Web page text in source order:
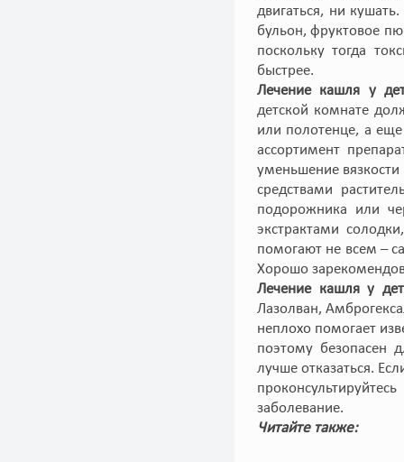
двигаться, ни
бульон, фруктовое
поскольку тогда
быстрее.
Лечение кашля у
детской комнате
или полотенце, а
ассортимент
уменьшение
средствами
подорожника или
экстрактами
помогают не всем –
Хорошо
Лечение кашля у
Лазолван,
неплохо помогает
поэтому безопасен
лучше отказаться.
заболевание.
Читайте также: